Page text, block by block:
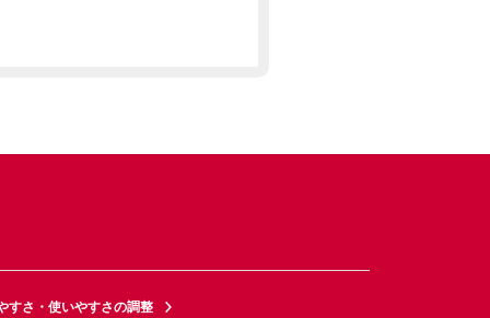
すさ・使いやすさの調整